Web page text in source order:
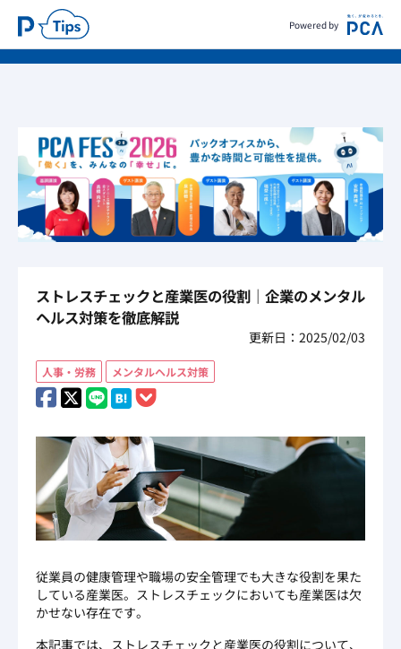
Powered by
ストレスチェックと産業医の役割｜企業のメンタル
ヘルス対策を徹底解説
更新日：2025/02/03
人事・労務 メンタルヘルス対策
従業員の健康管理や職場の安全管理でも大きな役割を果た
している産業医。ストレスチェックにおいても産業医は欠
かせない存在です。
本記事では、ストレスチェックと産業医の役割について、